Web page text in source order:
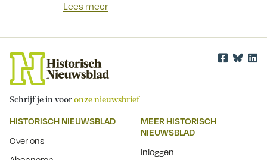
Lees meer
Schrijf je in vooronze nieuwsbrief
HISTORISCH NIEUWSBLAD
Over ons
MEER HISTORISCH
NIEUWSBLAD
Inloggen